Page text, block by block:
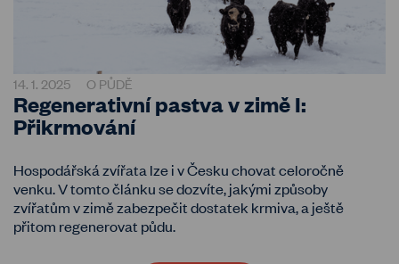
14. 1. 2025 O PŮDĚ
Regenerativní pastva v zimě I:
Přikrmování
Hospodářská zvířata lze i v Česku chovat celoročně
venku. V tomto článku se dozvíte, jakými způsoby
zvířatům v zimě zabezpečit dostatek krmiva, a ještě
přitom regenerovat půdu.